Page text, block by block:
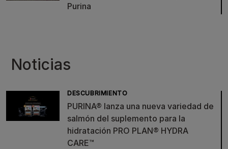
Purina
Noticias
DESCUBRIMIENTO
PURINA® lanza una nueva variedad de
salmón del suplemento para la
hidratación PRO PLAN® HYDRA
CARE™